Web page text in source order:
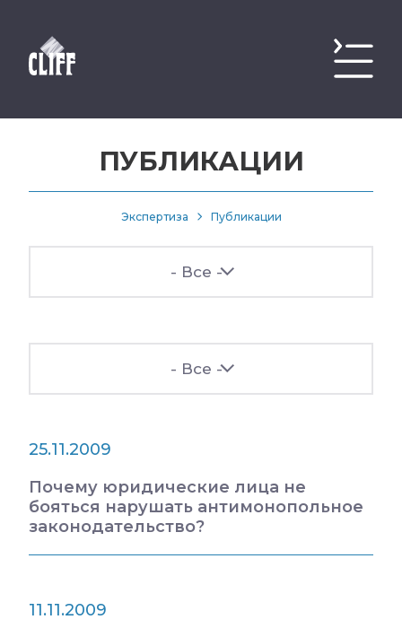
ПУБЛИКАЦИИ
Экспертиза Публикации
- Все -
- Все -
25.11.2009
Почему юридические лица не
бояться нарушать антимонопольное
законодательство?
11.11.2009